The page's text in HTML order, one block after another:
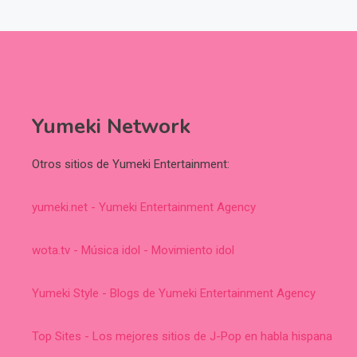
Yumeki Network
Otros sitios de Yumeki Entertainment:
yumeki.net - Yumeki Entertainment Agency
wota.tv - Música idol - Movimiento idol
Yumeki Style - Blogs de Yumeki Entertainment Agency
Top Sites - Los mejores sitios de J-Pop en habla hispana